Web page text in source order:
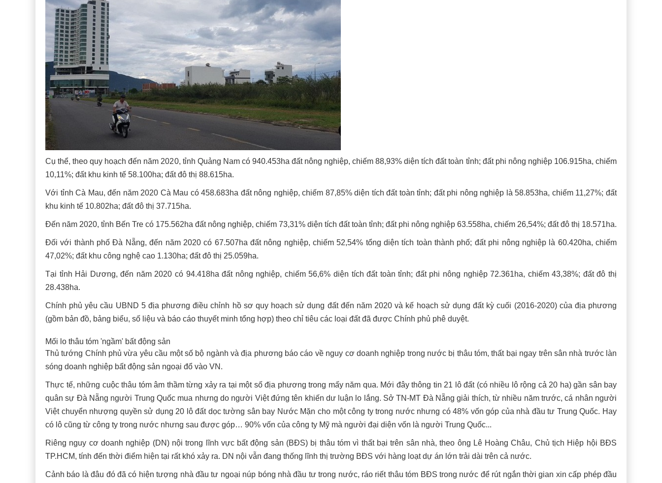
Cụ thể, theo quy hoạch đến năm 2020, tỉnh Quảng Nam có 940.453ha đất nông nghiệp, chiếm 88,93% diện tích đất toàn tỉnh; đất phi nông nghiệp 106.915ha, chiếm
10,11%; đất khu kinh tế 58.100ha; đất đô thị 88.615ha.
Với tỉnh Cà Mau, đến năm 2020 Cà Mau có 458.683ha đất nông nghiệp, chiếm 87,85% diện tích đất toàn tỉnh; đất phi nông nghiệp là 58.853ha, chiếm 11,27%; đất
khu kinh tế 10.802ha; đất đô thị 37.715ha.
Đến năm 2020, tỉnh Bến Tre có 175.562ha đất nông nghiệp, chiếm 73,31% diện tích đất toàn tỉnh; đất phi nông nghiệp 63.558ha, chiếm 26,54%; đất đô thị 18.571ha.
Đối với thành phố Đà Nẵng, đến năm 2020 có 67.507ha đất nông nghiệp, chiếm 52,54% tổng diện tích toàn thành phố; đất phi nông nghiệp là 60.420ha, chiếm
47,02%; đất khu công nghệ cao 1.130ha; đất đô thị 25.059ha.
Tại tỉnh Hải Dương, đến năm 2020 có 94.418ha đất nông nghiệp, chiếm 56,6% diện tích đất toàn tỉnh; đất phi nông nghiệp 72.361ha, chiếm 43,38%; đất đô thị
28.438ha.
Chính phủ yêu cầu UBND 5 địa phương điều chỉnh hồ sơ quy hoạch sử dụng đất đến năm 2020 và kế hoạch sử dụng đất kỳ cuối (2016-2020) của địa phương
(gồm bản đồ, bảng biểu, số liệu và báo cáo thuyết minh tổng hợp) theo chỉ tiêu các loại đất đã được Chính phủ phê duyệt.
Mối lo thâu tóm 'ngầm' bất động sản
Thủ tướng Chính phủ vừa yêu cầu một số bộ ngành và địa phương báo cáo về nguy cơ doanh nghiệp trong nước bị thâu tóm, thất bại ngay trên sân nhà trước làn
sóng doanh nghiệp bất động sản ngoại đổ vào VN.
Thực tế, những cuộc thâu tóm âm thầm từng xảy ra tại một số địa phương trong mấy năm qua. Mới đây thông tin 21 lô đất (có nhiều lô rộng cả 20 ha) gần sân bay
quân sự Đà Nẵng người Trung Quốc mua nhưng do người Việt đứng tên khiến dư luận lo lắng. Sở TN-MT Đà Nẵng giải thích, từ nhiều năm trước, cá nhân người
Việt chuyển nhượng quyền sử dụng 20 lô đất dọc tường sân bay Nước Mặn cho một công ty trong nước nhưng có 48% vốn góp của nhà đầu tư Trung Quốc. Hay
có lô cũng từ công ty trong nước nhưng sau được góp… 90% vốn của công ty Mỹ mà người đại diện vốn là người Trung Quốc...
Riêng nguy cơ doanh nghiệp (DN) nội trong lĩnh vực bất động sản (BĐS) bị thâu tóm vì thất bại trên sân nhà, theo ông Lê Hoàng Châu, Chủ tịch Hiệp hội BĐS
TP.HCM, tính đến thời điểm hiện tại rất khó xảy ra. DN nội vẫn đang thống lĩnh thị trường BĐS với hàng loạt dự án lớn trải dài trên cả nước.
Cảnh báo là đâu đó đã có hiện tượng nhà đầu tư ngoại núp bóng nhà đầu tư trong nước, ráo riết thâu tóm BĐS trong nước để rút ngắn thời gian xin cấp phép đầu